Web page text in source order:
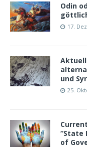
Odin
17.
und
25.
“State
of